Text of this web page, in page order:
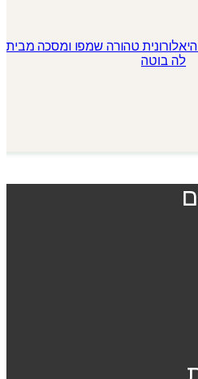
טהורה שמפו ומסכה מבית
לה בוטה